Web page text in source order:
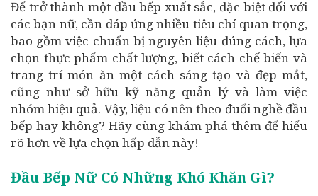
Để trở thành một đầu bếp xuất sắc, đặc biệt đối với
các bạn nữ, cần đáp ứng nhiều tiêu chí quan trọng,
bao gồm việc chuẩn bị nguyên liệu đúng cách, lựa
chọn thực phẩm chất lượng, biết cách chế biến và
trang trí món ăn một cách sáng tạo và đẹp mắt,
cũng như sở hữu kỹ năng quản lý và làm việc
nhóm hiệu quả. Vậy, liệu có nên theo đuổi nghề đầu
bếp hay không? Hãy cùng khám phá thêm để hiểu
rõ hơn về lựa chọn hấp dẫn này!
Đầu Bếp Nữ Có Những Khó Khăn Gì?